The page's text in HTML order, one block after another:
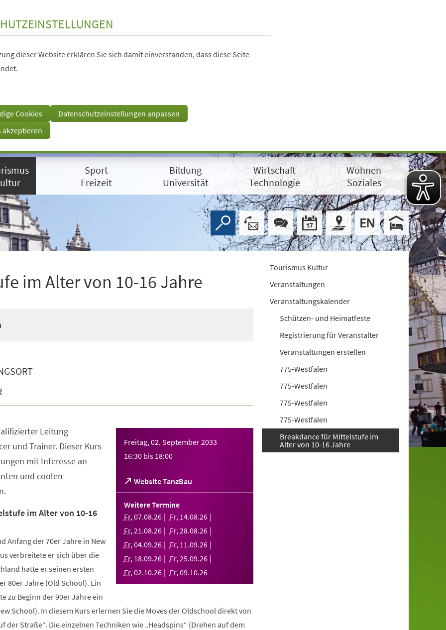
dieser Website erklären Sie sich damit einverstanden, dass diese Seite
Cookies
Datenschutzeinstellungen anpassen
akzeptieren
Sport
Freizeit
Bildung
Universität
Wirtschaft
Technologie
Wohnen
Soziales
im Alter von 10-16 Jahre
Freitag, 02. September 2033
16:30 bis 18:00
Website TanzBau
(Öffnet
in
einem
Tab)
Weitere Termine
Fr,07.08.26 Fr, 14.08.26
Fr,21.08.26 Fr,28.08.26
Fr,04.09.26 Fr, 11.09.26
Fr, 18.09.26 Fr,25.09.26
Fr,02.10.26 Fr,09.10.26
Leitung
und Trainer. Dieser Kurs
mit Interesse an
und coolen
im Alter von 10-16
Anfang der 70er Jahre in New
verbreitete er sich über die
hatte er seinen ersten
80er Jahre (Old School). Ein
zu Beginn der 90er Jahre ein
School). In diesem Kurs erlernen Sie die Moves der Oldschool direkt von
der Straße“. Die einzelnen Techniken wie „Headspins“ (Drehen auf dem
Tourismus Kultur
Veranstaltungen
Veranstaltungskalender
Schützen- und Heimatfeste
Registrierung für Veranstalter
Veranstaltungen erstellen
775-Westfalen
775-Westfalen
775-Westfalen
775-Westfalen
Breakdance für Mittelstufe im
Alter von 10-16 Jahre